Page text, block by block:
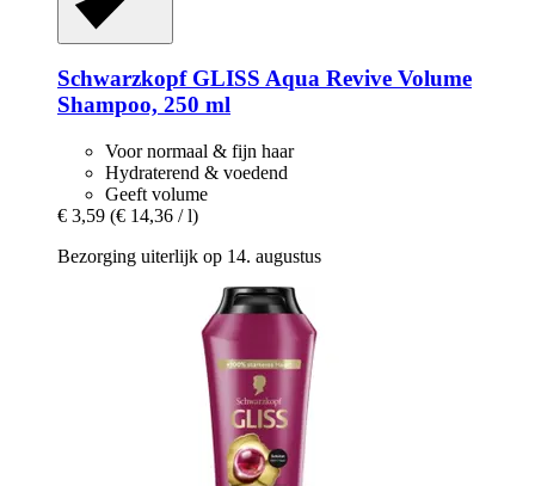
SchwarzkopfGLISS Aqua Revive Volume
Shampoo, 250 ml
Voor normaal & fijn haar
Hydraterend & voedend
Geeft volume
€ 3,59 (€ 14,36 / l)
Bezorging uiterlijk op 14. augustus